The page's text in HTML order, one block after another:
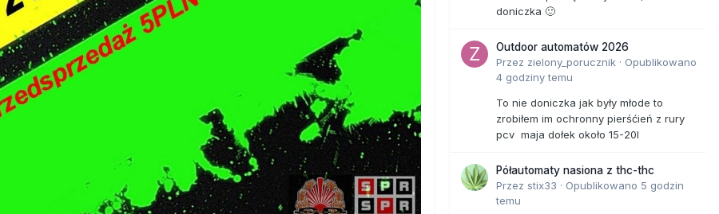
doniczka 🙂
Outdoor automatów 2026
Przez zielony_porucznik · Opublikowano
4 godziny temu
To nie doniczka jak były młode to
zrobiłem im ochronny pierśćień z rury
pcv maja dołek około 15-20l
Półautomaty nasiona z thc-thc
Przez stix33 · Opublikowano 5 godzin
temu